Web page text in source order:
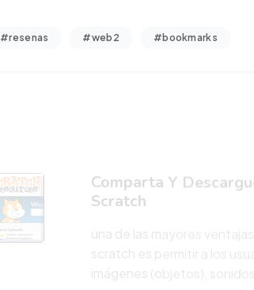
scratch es permitir a los
imágenes (objetos),
#scratch #programacion